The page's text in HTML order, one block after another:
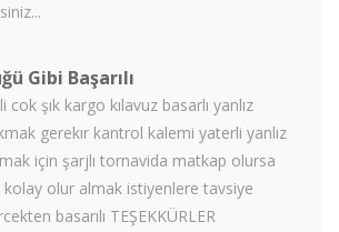
Gibi Başarılı
cok şık kargo kılavuz basarlı yanlız
gerekır kantrol kalemi yaterli yanlız
için şarjlı tornavida matkap olursa
kolay olur almak istiyenlere tavsiye
basarılı TEŞEKKÜRLER